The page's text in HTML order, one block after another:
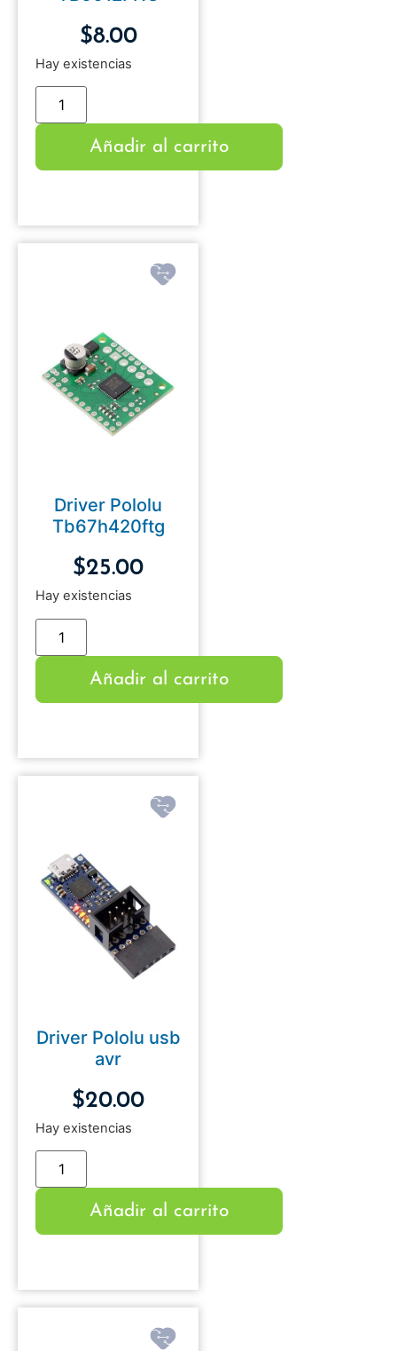
$8.00
Hay existencias
Añadir al carrito
Driver Pololu
Tb67h420ftg
$25.00
Hay existencias
Añadir al carrito
Driver Pololu usb
avr
$20.00
Hay existencias
Añadir al carrito